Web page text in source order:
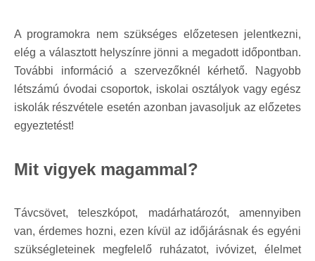
A programokra nem szükséges előzetesen jelentkezni,
elég a választott helyszínre jönni a megadott időpontban.
További információ a szervezőknél kérhető. Nagyobb
létszámú óvodai csoportok, iskolai osztályok vagy egész
iskolák részvétele esetén azonban javasoljuk az előzetes
egyeztetést!
Mit vigyek magammal?
Távcsövet, teleszkópot, madárhatározót, amennyiben
van, érdemes hozni, ezen kívül az időjárásnak és egyéni
szükségleteinek megfelelő ruházatot, ivóvizet, élelmet